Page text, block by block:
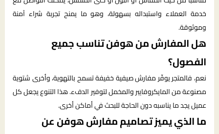
خدمة العملاء واستبداله بسهولة، وهو ما يمنح تجربة شراء آمنة
وموثوقة.
هل المفارش من هوفن تناسب جميع
الفصول؟
نعم، فالمتجر يوفّر مفارش صيفية خفيفة تسمح بالتهوية، وأخرى شتوية
مصنوعة من المايكروفايبر والمخمل لتوفير الدفء. هذا التنوع يجعل كل
عميل يجد ما يناسبه دون الحاجة للبحث في أماكن أخرى.
ما الذي يميز تصاميم مفارش هوفن عن